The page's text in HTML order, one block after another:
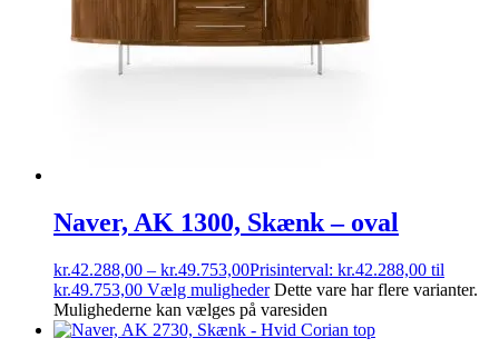
Naver, AK 1300, Skænk – oval
kr.42.288,00 – kr.49.753,00Prisinterval: kr.42.288,00 til
kr.49.753,00 Vælg muligheder Dette vare har flere varianter.
Mulighederne kan vælges på varesiden